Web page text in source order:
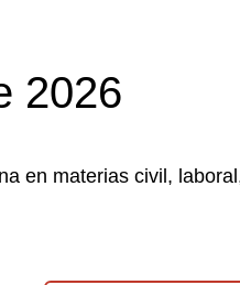
2026
en materias civil,